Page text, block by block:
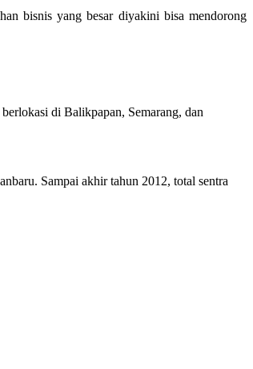
bisnis yang besar diyakini bisa mendorong
di Balikpapan, Semarang, dan
Sampai akhir tahun 2012, total sentra